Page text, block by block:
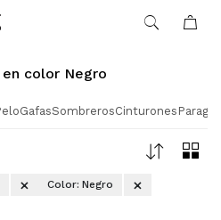
en color Negro
GafasSombrerosCinturones
Color: Negro